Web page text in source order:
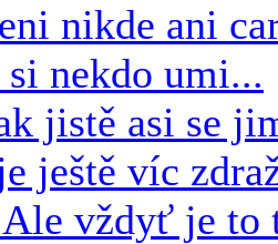
nikde ani
nekdo umi...
jistě asi se
ještě víc
vždyť je to